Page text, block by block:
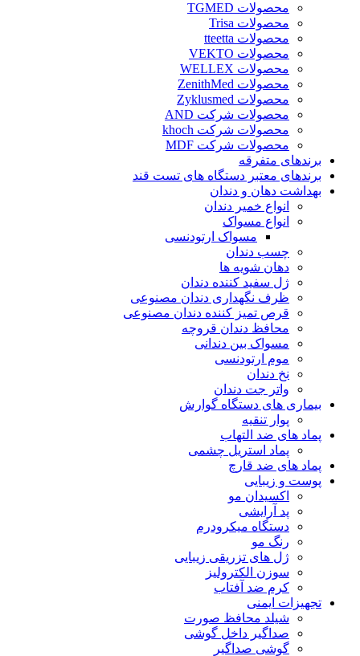
محصولات TGMED
محصولات Trisa
محصولات tteetta
محصولات VEKTO
محصولات WELLEX
محصولات ZenithMed
محصولات Zyklusmed
محصولات شرکت AND
محصولات شرکت khoch
محصولات شرکت MDF
برندهای متفرقه
برندهای معتبر دستگاه های تست قند
بهداشت دهان و دندان
انواع خمیر دندان
انواع مسواک
مسواک ارتودنسی
چسب دندان
دهان شویه ها
ژل سفید کننده دندان
ظرف نگهداری دندان مصنوعی
قرص تمیز کننده دندان مصنوعی
محافظ دندان قروچه
مسواک بین دندانی
موم ارتودنسی
نخ دندان
واتر جت دندان
بیماری های دستگاه گوارش
پوار تنقیه
پماد های ضد التهاب
پماد استریل چشمی
پماد های ضد قارچ
پوست و زیبایی
اکسیدان مو
پد آرایشی
دستگاه میکرودرم
رنگ مو
ژل های تزریقی زیبایی
سوزن الکترولیز
کرم ضد آفتاب
تجهیزات ایمنی
شیلد محافظ صورت
صداگیر داخل گوشی
گوشی صداگیر